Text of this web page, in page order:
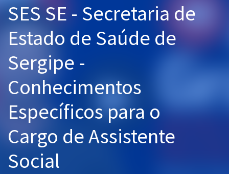
Cursos 20% OFF
Pós
Graduação
OAB
Questões grátis
SES SE - Secretaria de
Estado de Saúde de
Sergipe -
Conhecimentos
Específicos para o
Cargo de Assistente
Social